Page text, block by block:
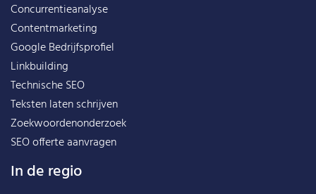
Concurrentieanalyse
Contentmarketing
Google Bedrijfsprofiel
Linkbuilding
Technische SEO
Teksten laten schrijven
Zoekwoordenonderzoek
SEO offerte aanvragen
In de regio